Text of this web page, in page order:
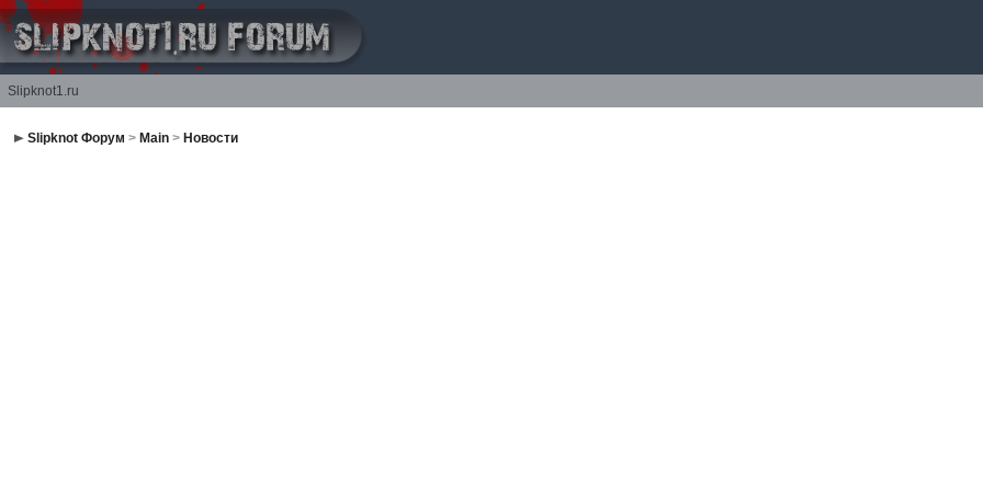
Slipknot1.ru
Slipknot Форум > Main > Новости